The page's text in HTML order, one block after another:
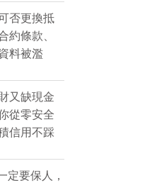
否更換抵
約條款、
料被濫
又缺現金
從零安全
信用不踩
定要保人，